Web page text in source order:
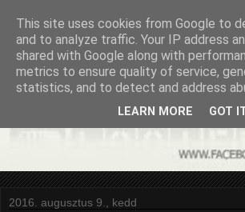
2016. augusztus 9., kedd
This site uses cookies from Google to
and to analyze traffic. Your IP address
shared with Google along with
metrics to ensure quality of service,
statistics, and to detect and address
LEARN MORE GOT